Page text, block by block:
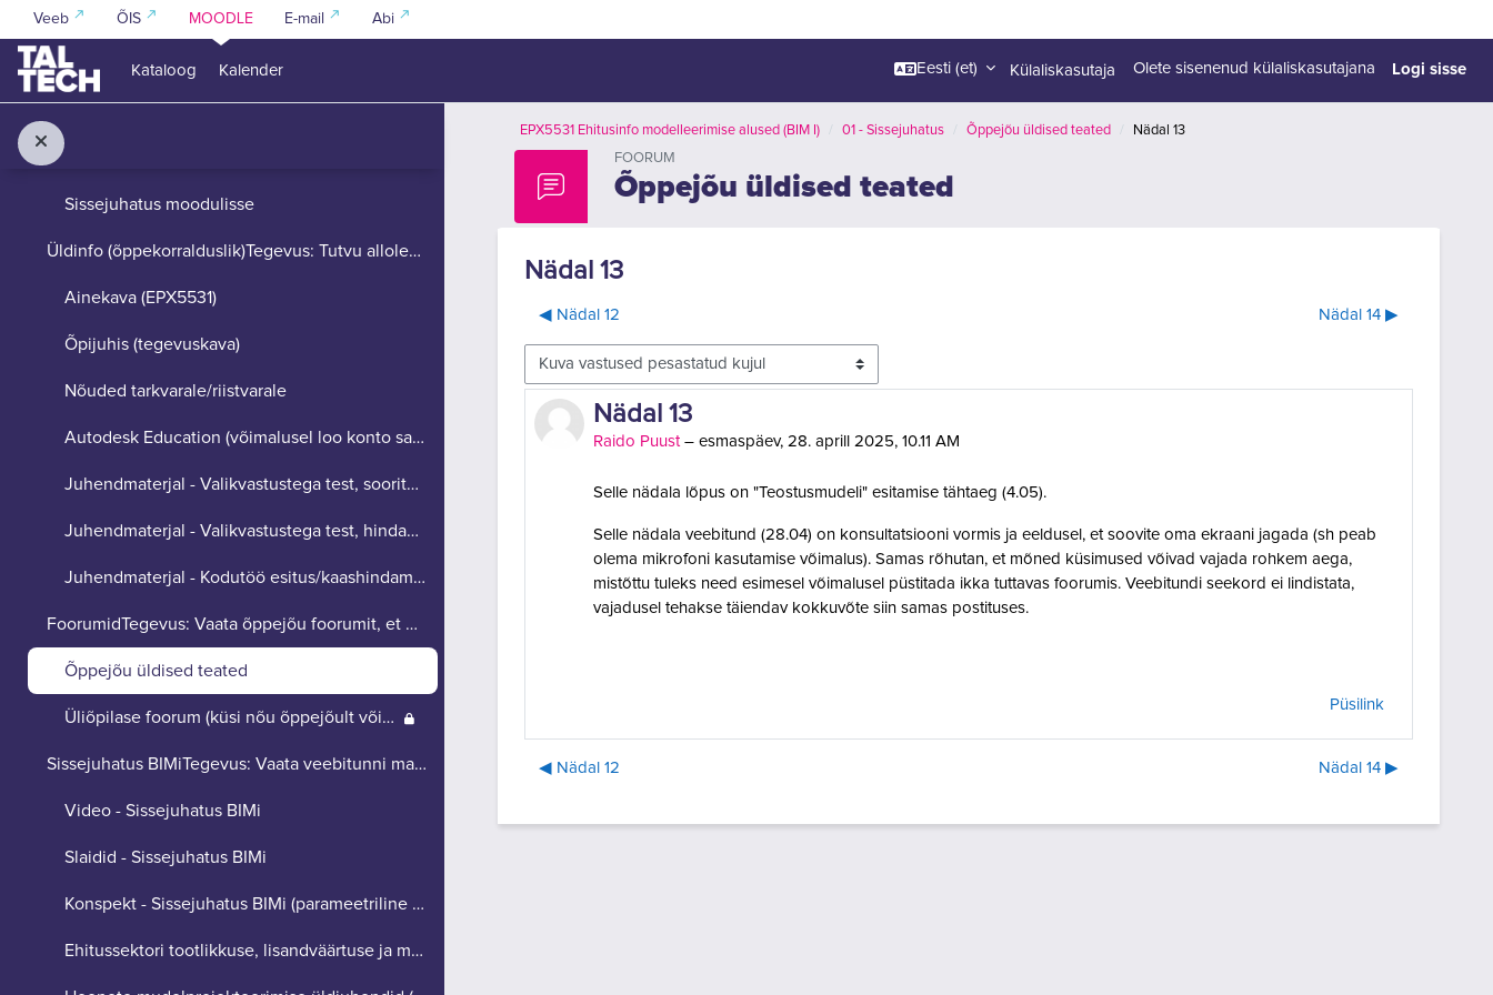
Jäta vahele peasisuni
Veeb ÕIS MOODLE E-mail Abi
Kataloog Kalender Eesti ‎(et)‎ Külaliskasutaja Olete sisenenud külaliskasutajana Logi sisse
Ahenda
Õppemoodulid
Ahenda
01 - Sissejuhatus
Sissejuhatus moodulisse
Üldinfo (õppekorralduslik)Tegevus: Tutvu allolevat...
Ainekava (EPX5531)
Õpijuhis (tegevuskava)
Nõuded tarkvarale/riistvarale
Autodesk Education (võimalusel loo konto sama e-postiga, mis ka Moodle konto)
Juhendmaterjal - Valikvastustega test, sooritamise juhend
Juhendmaterjal - Valikvastustega test, hindamisjuhend
Juhendmaterjal - Kodutöö esitus/kaashindamine
FoorumidTegevus: Vaata õppejõu foorumit, et olla k...
Õppejõu üldised teated
Üliõpilase foorum (küsi nõu õppejõult või teistelt osalejatelt)
Sissejuhatus BIMiTegevus: Vaata veebitunni materja...
Video - Sissejuhatus BIMi
Slaidid - Sissejuhatus BIMi
Konspekt - Sissejuhatus BIMi (parameetriline modelleerimine, koostalitlus, rollid)
Ehitussektori tootlikkuse, lisandväärtuse ja majandusmõju analüüs (2018)
EPX5531 Ehitusinfo modelleerimise alused (BIM I) 01 - Sissejuhatus Õppejõu üldised teated
Nädal 13
FOORUM
Õppejõu üldised teated
Nädal 13
◀︎ Nädal 12 Nädal 14 ▶︎
Kuvamisrežiim
Nädal 13
Raido Puust– esmaspäev, 28. aprill 2025, 10.11 AM
Vastuste arv 0
Selle nädala lõpus on "Teostusmudeli" esitamise tähtaeg (4.05).
Selle nädala veebitund (28.04) on konsultatsiooni vormis ja eeldusel, et soovite oma ekraani jagada (sh peab
olema mikrofoni kasutamise võimalus). Samas rõhutan, et mõned küsimused võivad vajada rohkem aega,
mistõttu tuleks need esimesel võimalusel püstitada ikka tuttavas foorumis. Veebitundi seekord ei lindistata,
vajadusel tehakse täiendav kokkuvõte siin samas postituses.
Püsilink
◀︎ Nädal 12 Nädal 14 ▶︎